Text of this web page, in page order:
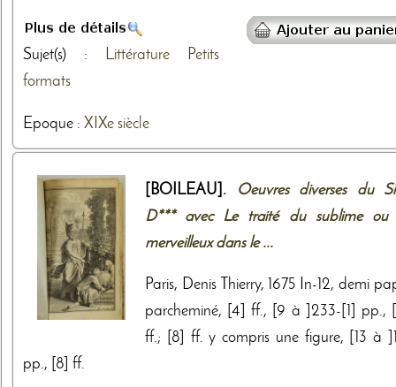
Sujet(s) : Littérature
Petits
formats
Epoque : XIXe siècle
[BOILEAU].
Oeuvres diverses du
D*** avec Le traité du sublime ou
merveilleux dans le ...
Paris, Denis Thierry, 1675 In-12, demi
parcheminé, [4] ff., [9 à ]233-[1] pp.,
ff.; [8] ff. y compris une figure, [13 à
pp., [8] ff.